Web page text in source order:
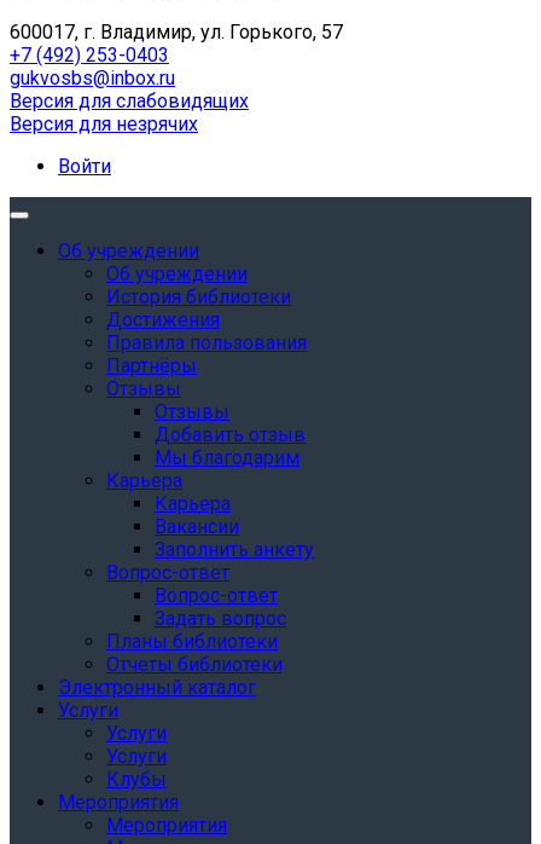
600017, г. Владимир, ул. Горького, 57
+7 (492) 253-0403
gukvosbs@inbox.ru
Версия для слабовидящих
Версия для незрячих
Войти
Об учреждении
Об учреждении
История библиотеки
Достижения
Правила пользования
Партнёры
Отзывы
Отзывы
Добавить отзыв
Мы благодарим
Карьера
Карьера
Вакансии
Заполнить анкету
Вопрос-ответ
Вопрос-ответ
Задать вопрос
Планы библиотеки
Отчеты библиотеки
Электронный каталог
Услуги
Услуги
Услуги
Клубы
Мероприятия
Мероприятия